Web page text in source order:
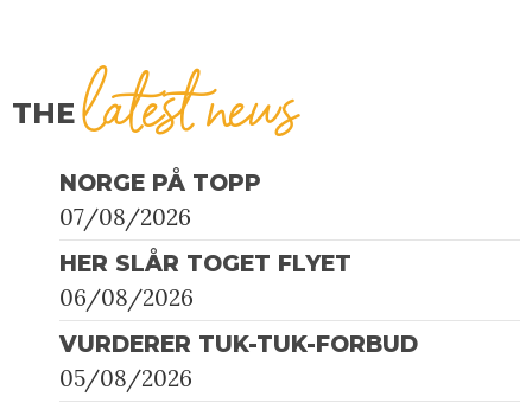
THElatest news
NORGE PÅ TOPP
07/08/2026
HER SLÅR TOGET FLYET
06/08/2026
VURDERER TUK-TUK-FORBUD
05/08/2026